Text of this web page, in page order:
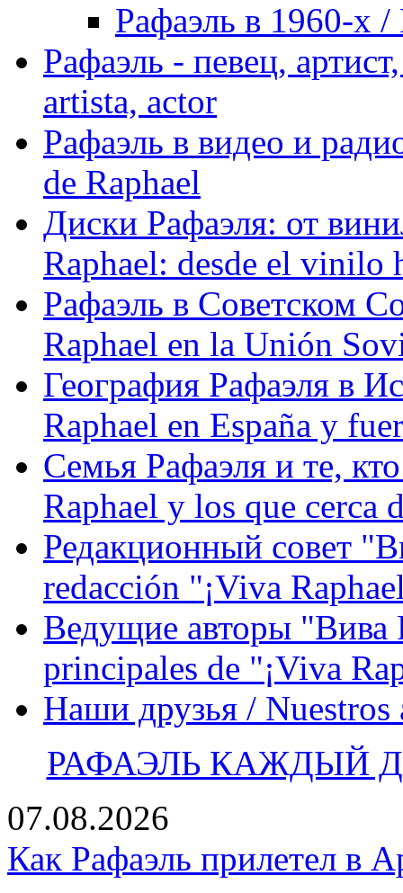
Рафаэль в 1960-х /
Рафаэль - певец,
artista, actor
Рафаэль в видео и
de Raphael
Диски Рафаэля: от
Raphael: desde el vinilo
Рафаэль в Советском
Raphael en la Unión
География Рафаэля в
Raphael en España y
Семья Рафаэля и те,
Raphael y los que cerca
Редакционный совет
redacción "¡Viva
Ведущие авторы "Вива
principales de "¡Viva
Наши друзья / Nuestros
РАФАЭЛЬ КАЖДЫЙ
07.08.2026
Как Рафаэль прилетел в